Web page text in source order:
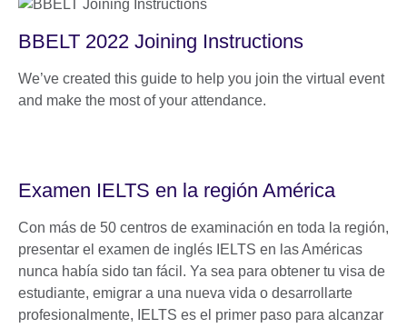
BBELT 2022 Joining Instructions
We’ve created this guide to help you join the virtual event
and make the most of your attendance.
Examen IELTS en la región América
Con más de 50 centros de examinación en toda la región,
presentar el examen de inglés IELTS en las Américas
nunca había sido tan fácil. Ya sea para obtener tu visa de
estudiante, emigrar a una nueva vida o desarrollarte
profesionalmente, IELTS es el primer paso para alcanzar